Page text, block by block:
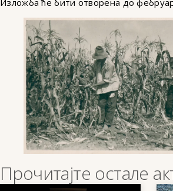
Прочитајте остале